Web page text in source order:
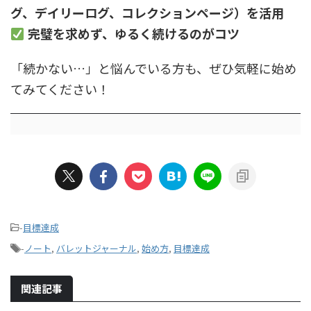
グ、デイリーログ、コレクションページ）を活用
完璧を求めず、ゆるく続けるのがコツ
「続かない…」と悩んでいる方も、ぜひ気軽に始め
てみてください！
-目標達成
-ノート, バレットジャーナル, 始め方, 目標達成
関連記事